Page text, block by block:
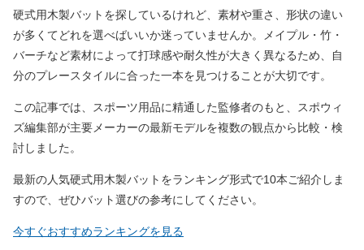
硬式用木製バットを探しているけれど、素材や重さ、形状の違い
が多くてどれを選べばいいか迷っていませんか。メイプル・竹・
バーチなど素材によって打球感や耐久性が大きく異なるため、自
分のプレースタイルに合った一本を見つけることが大切です。
この記事では、スポーツ用品に精通した監修者のもと、スポウィ
ズ編集部が主要メーカーの最新モデルを複数の観点から比較・検
討しました。
最新の人気硬式用木製バットをランキング形式で10本ご紹介しま
すので、ぜひバット選びの参考にしてください。
今すぐおすすめランキングを見る